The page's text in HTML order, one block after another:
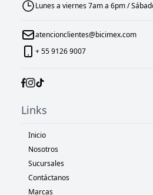
Lunes a viernes 7am a 6pm /
atencionclientes@bicimex.com
+ 55 9126 9007
Links
Inicio
Nosotros
Sucursales
Contáctanos
Marcas